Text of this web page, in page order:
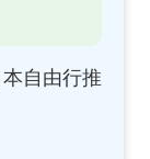
自由行推